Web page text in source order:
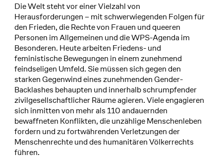
Die Welt steht vor einer Vielzahl von
Herausforderungen – mit schwerwiegenden Folgen für
den Frieden, die Rechte von Frauen und queeren
Personen im Allgemeinen und die WPS-Agenda im
Besonderen. Heute arbeiten Friedens- und
feministische Bewegungen in einem zunehmend
feindseligen Umfeld. Sie müssen sich gegen den
starken Gegenwind eines zunehmenden Gender-
Backlashes behaupten und innerhalb schrumpfender
zivilgesellschaftlicher Räume agieren. Viele engagieren
sich inmitten von mehr als 110 andauernden
bewaffneten Konflikten, die unzählige Menschenleben
fordern und zu fortwährenden Verletzungen der
Menschenrechte und des humanitären Völkerrechts
führen.